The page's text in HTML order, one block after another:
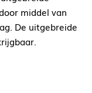
middel van
De uitgebreide